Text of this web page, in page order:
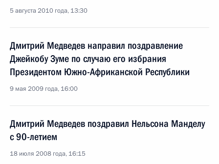
5 августа 2010 года, 13:30
Дмитрий Медведев направил поздравление
Джейкобу Зуме по случаю его избрания
Президентом Южно-Африканской Республики
9 мая 2009 года, 16:00
Дмитрий Медведев поздравил Нельсона Манделу
с 90-летием
18 июля 2008 года, 16:15